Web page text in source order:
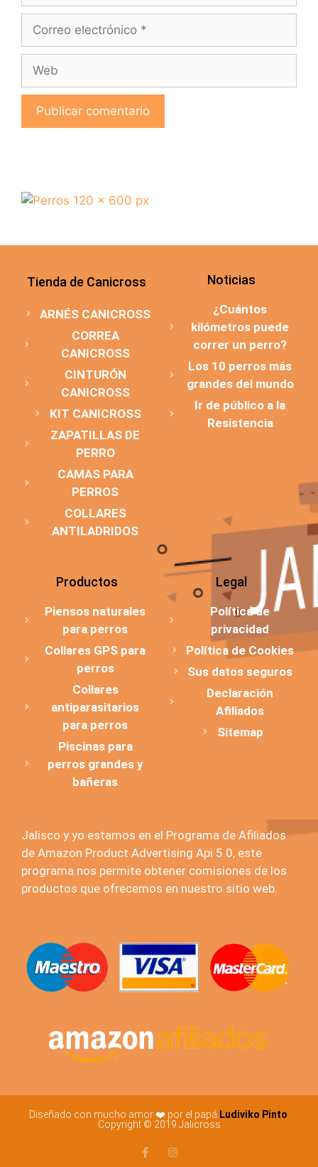
Tienda de Canicross
ARNÉS CANICROSS
CORREA
CANICROSS
CINTURÓN
CANICROSS
KIT CANICROSS
ZAPATILLAS DE
PERRO
CAMAS PARA
PERROS
COLLARES
ANTILADRIDOS
Noticias
¿Cuántos
kilómetros puede
correr un perro?
Los 10 perros más
grandes del mundo
Ir de público a la
Resistencia
Productos
Piensos naturales
para perros
Collares GPS para
perros
Collares
antiparasitarios
para perros
Piscinas para
perros grandes y
bañeras
Legal
Política de
privacidad
Política de Cookies
Sus datos seguros
Declaración
Afiliados
Sitemap
Jalisco y yo estamos en el Programa de Afiliados
de Amazon Product Advertising Api 5.0, este
programa nos permite obtener comisiones de los
productos que ofrecemos en nuestro sitio web.
Diseñado con mucho amor ❤️ por el papá Ludiviko Pinto
Copyright © 2019 Jalicross